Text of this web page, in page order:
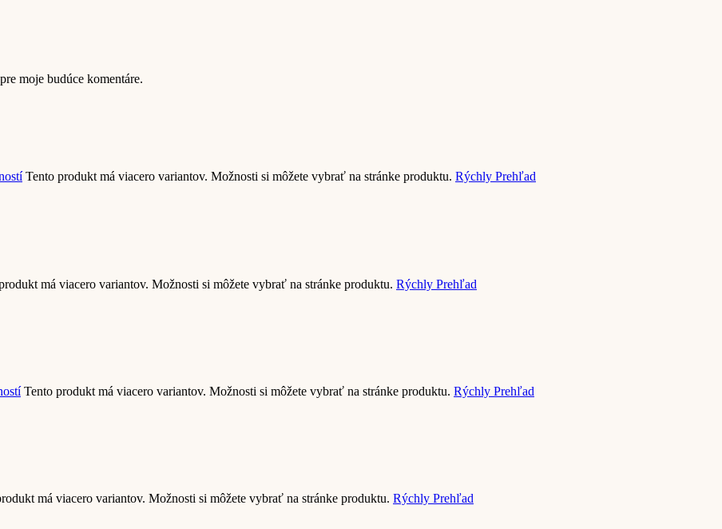
moje budúce komentáre.
Tento produkt má viacero variantov. Možnosti si môžete vybrať na stránke produktu. Rýchly Prehľad
má viacero variantov. Možnosti si môžete vybrať na stránke produktu. Rýchly Prehľad
Tento produkt má viacero variantov. Možnosti si môžete vybrať na stránke produktu. Rýchly Prehľad
má viacero variantov. Možnosti si môžete vybrať na stránke produktu. Rýchly Prehľad